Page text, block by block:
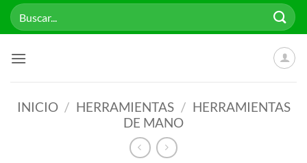
Saltar
Buscar
por:
INICIO / HERRAMIENTAS / HERRAMIENTAS
DE MANO